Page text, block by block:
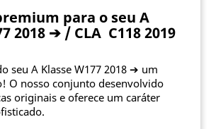
para o seu A
2018 ➔ / CLA C118 2019
seu A Klasse W177 2018 ➔ um
O nosso conjunto desenvolvido
originais e oferece um caráter